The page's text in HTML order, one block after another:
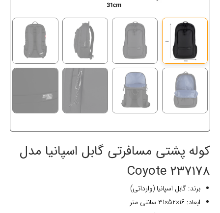
کوله پشتی مسافرتی گابل اسپانیا مدل
237178 Coyote
برند: گابل اسپانیا (وارداتی)
ابعاد: 16×52×31 سانتی متر